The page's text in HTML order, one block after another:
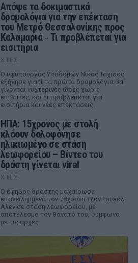
Απόψε τα δοκιμαστικά
δρομολόγια για την επέκταση
του Μετρό Θεσσαλονίκης προς
Καλαμαριά ‑ Τι προβλέπεται για
εισιτήρια
ΧΤΕΣ
Ο υφυπουργός Υποδομών Νίκος Ταχιάος
εξήγησε γιατί τα πρώτα δρομολόγια θα
γίνονται νυχτερινές ώρες χωρίς
επιβάτες, και τι προβλέπεται για
εισιτήρια και νέες επεκτάσεις.
ΗΠΑ: 15χρονος με στολή
κλόουν δολοφόνησε
ηλικιωμένο σε στάση
λεωφορείου – Βίντεο του
δράστη γίνεται viral
ΧΤΕΣ
Ο έφηβος δράστης μαχαίρωσε
επανειλημμένα τον 78χρονο Τζον Γουέσλι
Αλεν σε στάση λεωφορείου, με
αποτέλεσμα τον θάνατό του, σύμφωνα
με τις αρχές